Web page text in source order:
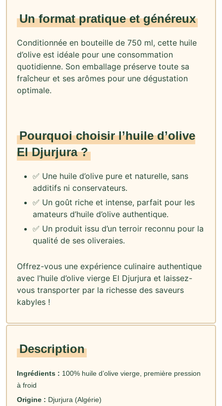
Un format pratique et généreux
Conditionnée en bouteille de 750 ml, cette huile
d’olive est idéale pour une consommation
quotidienne. Son emballage préserve toute sa
fraîcheur et ses arômes pour une dégustation
optimale.
Pourquoi choisir l’huile d’olive
El Djurjura ?
✅ Une huile d’olive pure et naturelle, sans
additifs ni conservateurs.
✅ Un goût riche et intense, parfait pour les
amateurs d’huile d’olive authentique.
✅ Un produit issu d’un terroir reconnu pour la
qualité de ses oliveraies.
Offrez-vous une expérience culinaire authentique
avec l’huile d’olive vierge El Djurjura et laissez-
vous transporter par la richesse des saveurs
kabyles !
Description
Ingrédients : 100% huile d’olive vierge, première pression
à froid
Origine : Djurjura (Algérie)